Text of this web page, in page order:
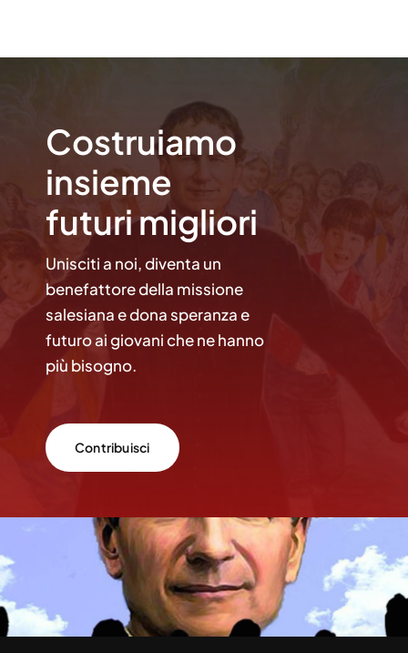
Costruiamo
insieme
futuri migliori
Unisciti a noi, diventa un
benefattore della missione
salesiana e dona speranza e
futuro ai giovani che ne hanno
più bisogno.
Contribuisci